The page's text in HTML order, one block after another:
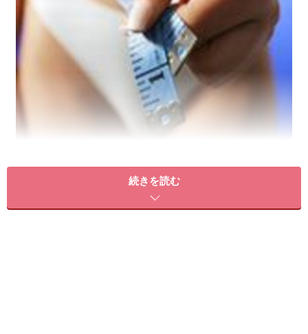
美しいウエストは、女のたしなみです！
お腹周りというのは、内臓が動きやすいように空洞が多
続きを読む